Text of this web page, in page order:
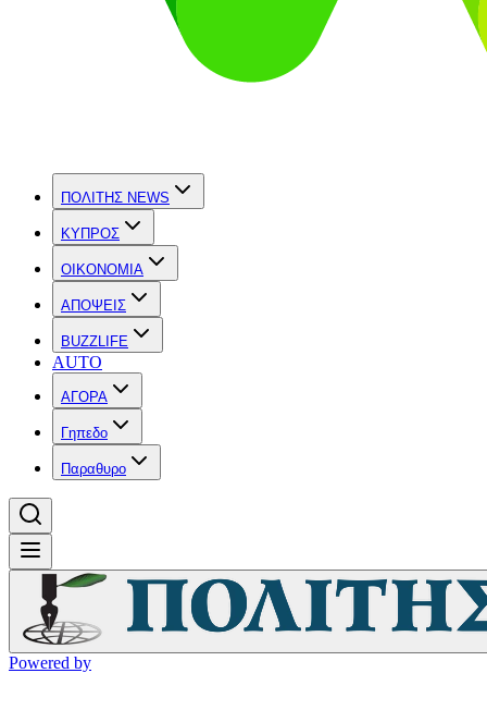
ΠΟΛΙΤΗΣ NEWS
ΚΥΠΡΟΣ
OIKONOMIA
ΑΠΟΨΕΙΣ
BUZZLIFE
AUTO
ΑΓΟΡΑ
Γηπεδο
Παραθυρο
Powered by